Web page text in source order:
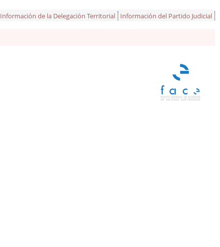
Información de la Delegación Territorial Información del Partido Judicial